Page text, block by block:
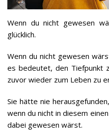
Wenn du nicht gewesen
glücklich.
Wenn du nicht gewesen
es bedeutet, den Tiefpunkt
zuvor wieder zum Leben zu
Sie hätte nie
wenn du nicht in diesem
dabei gewesen wärst.